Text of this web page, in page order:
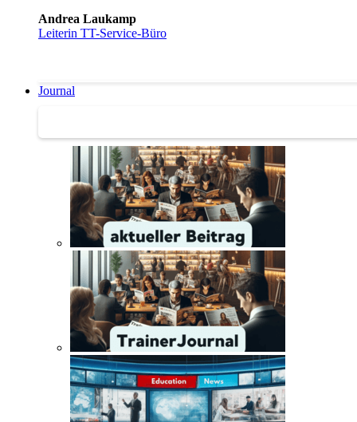
Andrea Laukamp
Leiterin TT-Service-Büro
Journal